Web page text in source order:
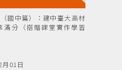
國中篇）：建中臺大高材
滿分（搭贈課堂實作學習
01日